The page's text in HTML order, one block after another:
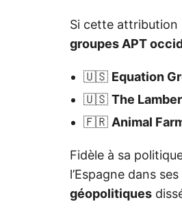
Si cette attribution
groupes APT
🇺🇸 Equation
🇺🇸 The
🇫🇷 Animal
Fidèle à sa
l’Espagne dans
géopolitiques